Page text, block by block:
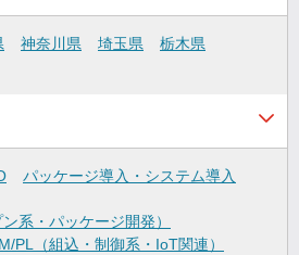
神奈川県 埼玉県
栃木県
パッケージ導入・システム導入
系・パッケージ開発）
PL（組込・制御系・IoT関連）